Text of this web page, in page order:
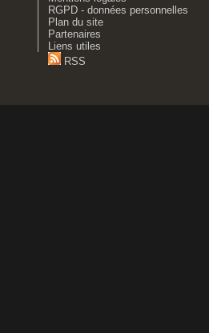
RGPD - données personnelles
Plan du site
Partenaires
Liens utiles
RSS